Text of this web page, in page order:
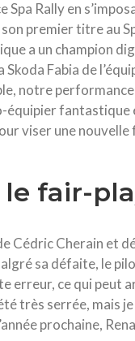
Spa Rally en
premier titre au
a un champion
Fabia de
notre
équipier
viser une
le fair-
Cédric Cherain et
sa défaite, le
erreur, ce qui peut
très serrée, mais
prochaine,